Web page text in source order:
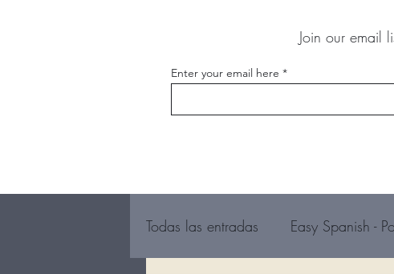
Join our email
Enter your email here
Todas las entradas Easy Spanish -